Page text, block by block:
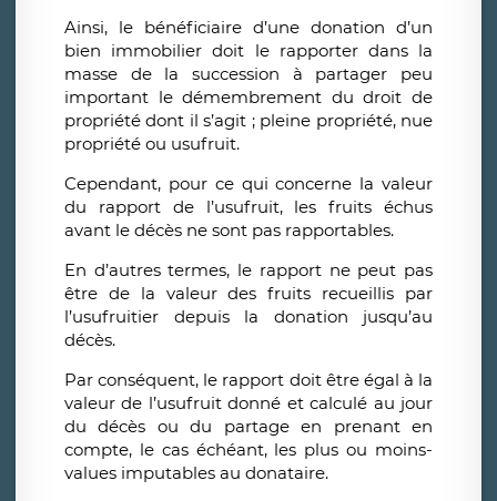
Ainsi, le bénéficiaire d’une donation d’un
bien immobilier doit le rapporter dans la
masse de la succession à partager peu
important le démembrement du droit de
propriété dont il s’agit ; pleine propriété, nue
propriété ou usufruit.
Cependant, pour ce qui concerne la valeur
du rapport de l’usufruit, les fruits échus
avant le décès ne sont pas rapportables.
En d’autres termes, le rapport ne peut pas
être de la valeur des fruits recueillis par
l’usufruitier depuis la donation jusqu’au
décès.
Par conséquent, le rapport doit être égal à la
valeur de l’usufruit donné et calculé au jour
du décès ou du partage en prenant en
compte, le cas échéant, les plus ou moins-
values imputables au donataire.